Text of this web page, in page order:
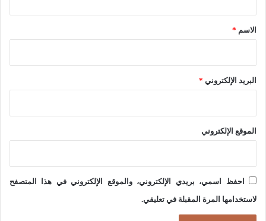
ي
م
ا
ة
ا
ل
*الاسم *
البريد الإلكتروني *
الموقع الإلكتروني
احفظ اسمي، بريدي الإلكتروني، والموقع الإلكتروني في هذا المتصفح
لاستخدامها المرة المقبلة في تعليقي.